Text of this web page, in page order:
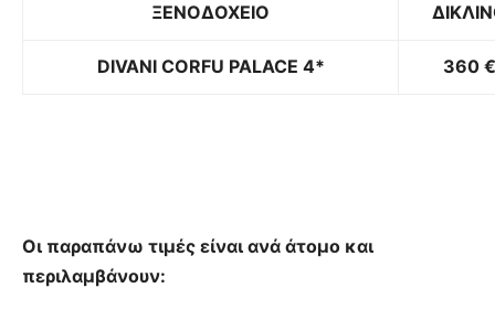
ΞΕΝΟΔΟΧΕΙΟ
DIVANI CORFU PALACE 4* 360 €
Οι παραπάνω τιμές είναι ανά άτομο και
περιλαμβάνουν: